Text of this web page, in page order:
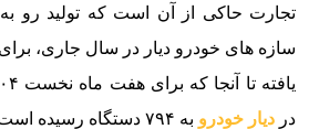
تجارت حاکی از آن است که تولید رو
در دیار خودرو به ۷۹۴ دستگاه رسیده است.